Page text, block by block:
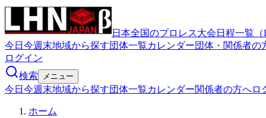
日本全国のプロレス大会日程一覧（
今日 今週末地域から探す団体一覧カレンダー団体・関係者の
ログイン
検索
メニュー
今日 今週末地域から探す団体一覧カレンダー関係者の方へロ
ホーム